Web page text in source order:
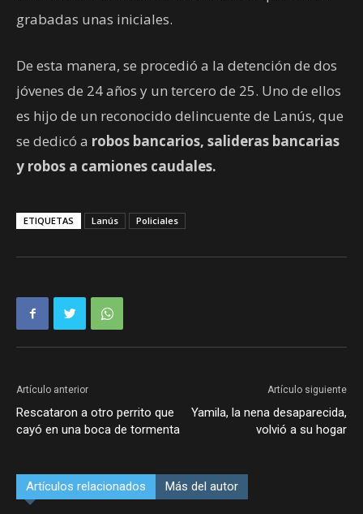
grabadas unas iniciales.
De esta manera, se procedió a la detención de dos
jóvenes de 24 años y un tercero de 25. Uno de ellos
es hijo de un reconocido delincuente de Lanús, que
se dedicó a robos bancarios, salideras bancarias
y robos a camiones caudales.
ETIQUETAS Lanús Policiales
Artículo anterior
Rescataron a otro perrito que
cayó en una boca de tormenta
Artículo siguiente
Yamila, la nena desaparecida,
volvió a su hogar
Artículos relacionados Más del autor